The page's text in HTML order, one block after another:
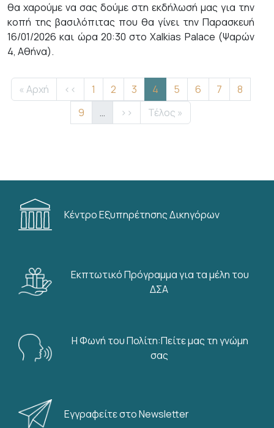
θα χαρούμε να σας δούμε στη εκδήλωσή μας για την
κοπή της βασιλόπιτας που θα γίνει την Παρασκευή
16/01/2026 και ώρα 20:30 στο Xalkias Palace (Ψαρών
4, Αθήνα).
Σελιδοποίηση
First page
« Αρχή Προηγούμενη σελίδα
‹‹ Σελίδα
1 Σελίδα
2 Σελίδα
3 Τρέχουσα σελίδα
4 Σελίδα
5 Σελίδα
6 Σελίδα
7 Σελίδα
8
Σελίδα
9 … Next page
›› Last page
Τέλος »
Κέντρο Εξυπηρέτησης Δικηγόρων
Εκπτωτικό Πρόγραμμα για τα μέλη του
ΔΣΑ
Η Φωνή του Πολίτη:Πείτε μας τη γνώμη
σας
Εγγραφείτε στο Newsletter